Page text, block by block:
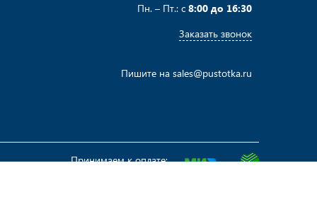
Пн. – Пт.: с 8:00 до 16:30
Заказать звонок
Пишите на sales@pustotka.ru
Принимаем к оплате: